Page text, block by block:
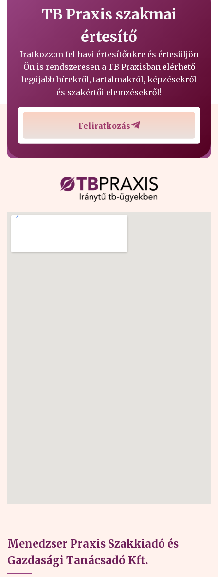
TB Praxis szakmai
értesítő
Iratkozzon fel havi értesítőnkre és értesüljön
Ön is rendszeresen a TB Praxisban elérhető
legújabb hírekről, tartalmakról, képzésekről
és szakértői elemzésekről!
Feliratkozás
Menedzser Praxis Szakkiadó és
Gazdasági Tanácsadó Kft.